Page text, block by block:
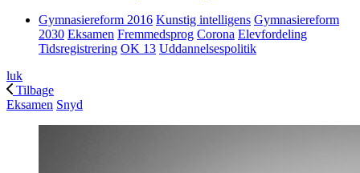
Gymnasiereform 2016 Kunstig intelligens Gymnasiereform
2030 Eksamen Fremmedsprog Corona Elevfordeling
Tidsregistrering OK 13 Uddannelsespolitik
luk
Tilbage
Eksamen Snyd